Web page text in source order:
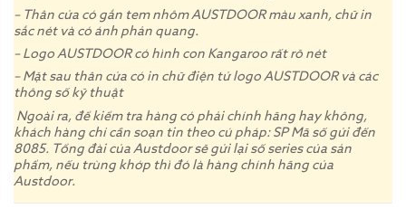
– Thân cửa có gắn tem nhôm AUSTDOOR màu xanh, chữ in
sắc nét và có ánh phản quang.
– Logo AUSTDOOR có hình con Kangaroo rất rõ nét
– Mặt sau thân cửa có in chữ điện tử logo AUSTDOOR và các
thông số kỹ thuật
Ngoài ra, để kiểm tra hàng có phải chính hãng hay không,
khách hàng chỉ cần soạn tin theo cú pháp: SP Mã số gửi đến
8085. Tổng đài của Austdoor sẽ gửi lại số series của sản
phẩm, nếu trùng khớp thì đó là hàng chính hãng của
Austdoor.